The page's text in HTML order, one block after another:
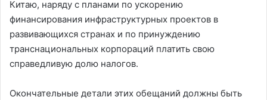
Китаю, наряду с планами по ускорению
финансирования инфраструктурных проектов в
развивающихся странах и по принуждению
транснациональных корпораций платить свою
справедливую долю налогов.
Окончательные детали этих обещаний должны быть